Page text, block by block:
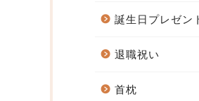
誕生日プレゼン
退職祝い
首枕